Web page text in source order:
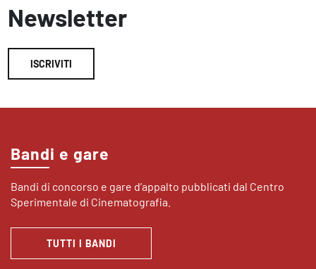
Newsletter
ISCRIVITI
Bandi e gare
Bandi di concorso e gare d’appalto pubblicati dal Centro
Sperimentale di Cinematografia.
TUTTI I BANDI